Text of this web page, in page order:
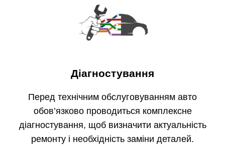
Діагностування
Перед технічним обслуговуванням авто
обов’язково проводиться комплексне
діагностування, щоб визначити актуальність
ремонту і необхідність заміни деталей.